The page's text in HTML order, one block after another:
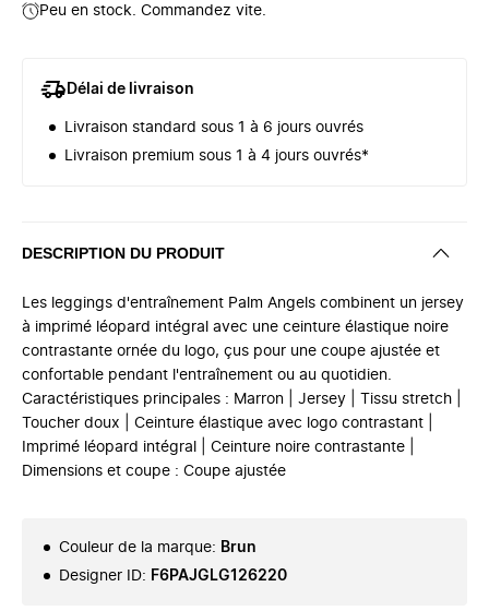
Peu en stock. Commandez vite.
Délai de livraison
Livraison standard sous 1 à 6 jours ouvrés
Livraison premium sous 1 à 4 jours ouvrés*
DESCRIPTION DU PRODUIT
Les leggings d'entraînement Palm Angels combinent un jersey
à imprimé léopard intégral avec une ceinture élastique noire
contrastante ornée du logo, çus pour une coupe ajustée et
confortable pendant l'entraînement ou au quotidien.
Caractéristiques principales : Marron | Jersey | Tissu stretch |
Toucher doux | Ceinture élastique avec logo contrastant |
Imprimé léopard intégral | Ceinture noire contrastante |
Dimensions et coupe : Coupe ajustée
Couleur de la marque: Brun
Designer ID: F6PAJGLG126220